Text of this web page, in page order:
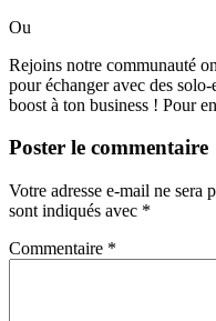
Ou
Rejoins notre communauté
pour échanger avec des
boost à ton business ! Pour
Poster le commentaire
Votre adresse e-mail ne sera
sont indiqués avec *
Commentaire *